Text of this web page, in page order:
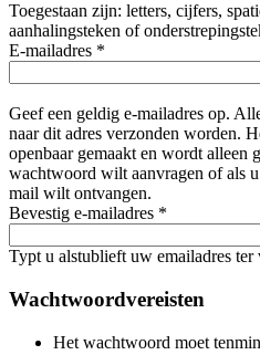
Toegestaan zijn: letters, cijfers,
aanhalingsteken of
E-mailadres *
Geef een geldig e-mailadres op.
naar dit adres verzonden worden.
openbaar gemaakt en wordt alleen
wachtwoord wilt aanvragen of als
mail wilt ontvangen.
Bevestig e-mailadres *
Typt u alstublieft uw emailadres ter
Wachtwoordvereisten
Het wachtwoord moet